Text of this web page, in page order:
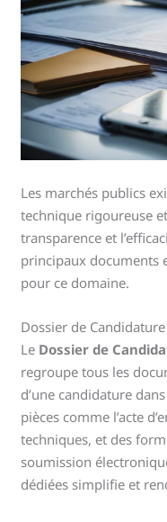
Les marchés publics
technique rigoureuse
transparence et
principaux documents
pour ce domaine.
Dossier de
Le Dossier de
regroupe tous les
d’une candidature
pièces comme l’acte
techniques, et des
soumission
dédiées simplifie et